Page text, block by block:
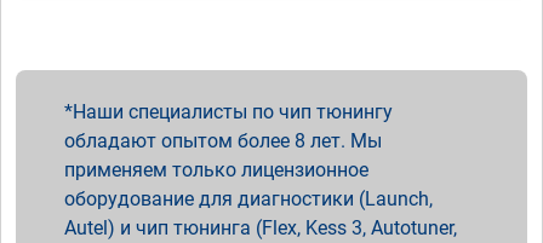
Наши специалисты по чип тюнингу
обладают опытом более 8 лет. Мы
применяем только лицензионное
оборудование для диагностики (Launch,
Autel) и чип тюнинга (Flex, Kess 3, Autotuner,